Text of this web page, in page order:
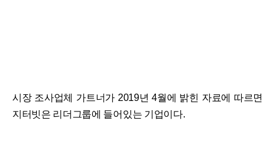
시장 조사업체 가트너가 2019년 4월에 밝힌 자료에 따르면
지터빗은 리더그룹에 들어있는 기업이다.